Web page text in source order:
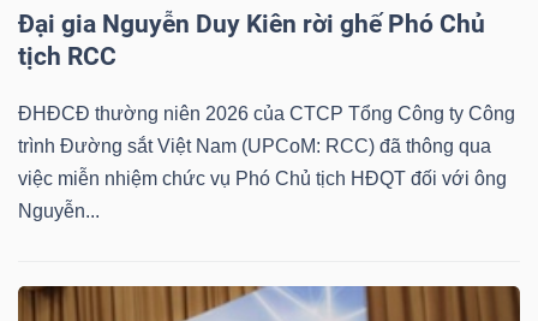
Đại gia Nguyễn Duy Kiên rời ghế Phó Chủ
tịch RCC
ĐHĐCĐ thường niên 2026 của CTCP Tổng Công ty Công
trình Đường sắt Việt Nam (UPCoM: RCC) đã thông qua
việc miễn nhiệm chức vụ Phó Chủ tịch HĐQT đối với ông
Nguyễn...
TIỆN
SẢN